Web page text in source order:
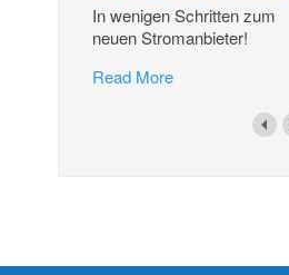
In wenigen Schritten zum
neuen Stromanbieter!
Read More